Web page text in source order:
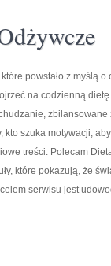
powstało z myślą
na codzienną
kto szuka motywacji,
treści. Polecam
które pokazują, że
serwisu jest